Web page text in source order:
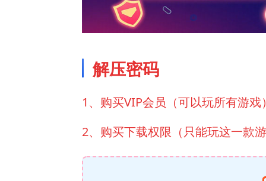
解压密码
1、购买VIP会员（可以玩所有游
2、购买下载权限（只能玩这一款